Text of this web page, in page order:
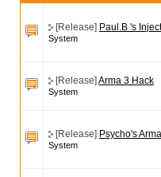
[Release] Paul.B 's
System
[Release] Arma 3 Hack
System
[Release] Psycho's
System